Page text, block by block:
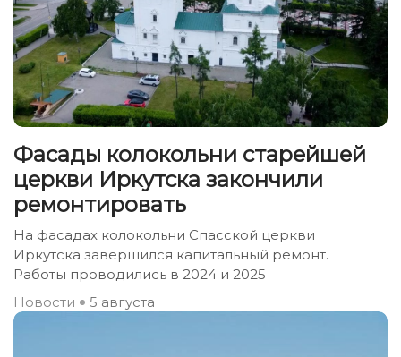
Фасады колокольни старейшей
церкви Иркутска закончили
ремонтировать
На фасадах колокольни Спасской церкви
Иркутска завершился капитальный ремонт.
Работы проводились в 2024 и 2025
Новости
5 августа